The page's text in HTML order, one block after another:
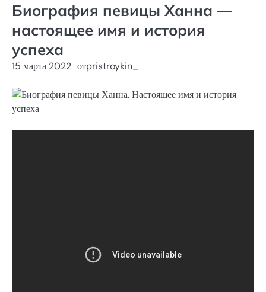
Биография певицы Ханна —
настоящее имя и история
успеха
15 марта 2022 отpristroykin_